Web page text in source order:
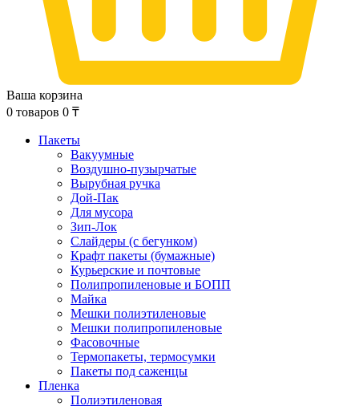
Ваша корзина
0 товаров 0 ₸
Пакеты
Вакуумные
Воздушно-пузырчатые
Вырубная ручка
Дой-Пак
Для мусора
Зип-Лок
Слайдеры (с бегунком)
Крафт пакеты (бумажные)
Курьерские и почтовые
Полипропиленовые и БОПП
Майка
Мешки полиэтиленовые
Мешки полипропиленовые
Фасовочные
Термопакеты, термосумки
Пакеты под саженцы
Пленка
Полиэтиленовая